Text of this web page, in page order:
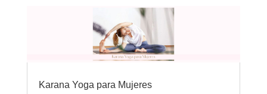
Karana Yoga para Mujeres